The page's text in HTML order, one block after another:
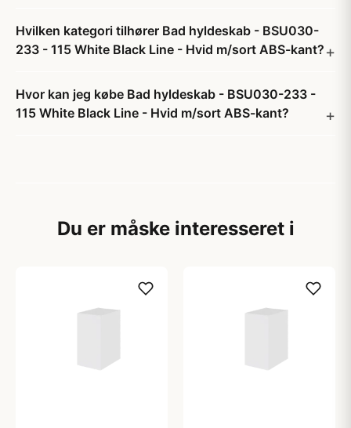
Hvilken kategori tilhører Bad hyldeskab - BSU030-
233 - 115 White Black Line - Hvid m/sort ABS-kant?
Hvor kan jeg købe Bad hyldeskab - BSU030-233 -
115 White Black Line - Hvid m/sort ABS-kant?
Du er måske interesseret i